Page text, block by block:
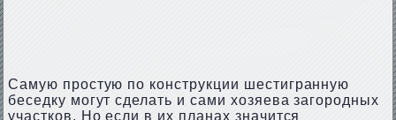
Самую простую по конструкции шестигранную
беседку могут сделать и сами хозяева загородных
участков. Но если в их планах значится